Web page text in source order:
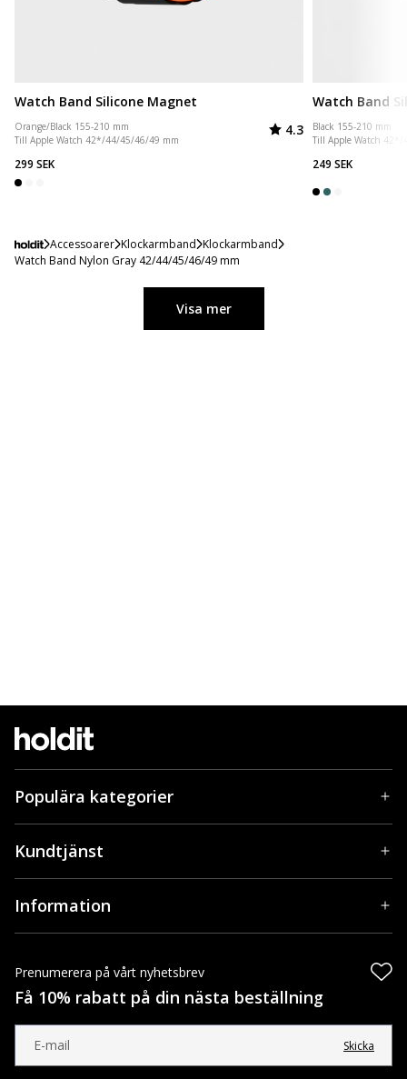
Watch Band Silicone Magnet
Orange/Black 155-210 mm
Till Apple Watch 42*/44/45/46/49 mm
Betyg:
4.3utav 5 stjärnor
299 SEK
Watch Band
Black 155-210 mm
Till Apple Watch
249 SEK
Accessoarer Klockarmband Klockarmband
Watch Band Nylon Gray 42/44/45/46/49 mm
Visa mer
Populära kategorier
Kundtjänst
Information
Prenumerera på vårt nyhetsbrev
Få 10% rabatt på din nästa beställning
Skicka